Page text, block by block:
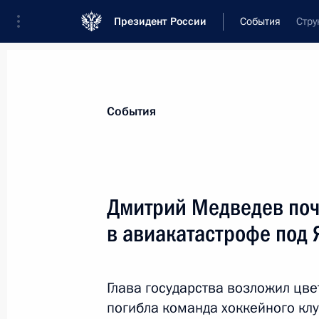
Президент России События
Новости
Утверждён перечень поручений по
11 сентября 2011 года, 10:30
События
Дмитрий Медведев
в авиакатастрофе под
Глава государства возложил
погибла команда хоккейного